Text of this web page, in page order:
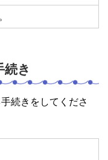
続き
続きをしてくださ